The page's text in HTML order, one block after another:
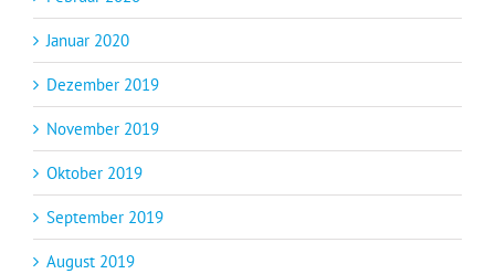
Januar 2020
Dezember 2019
November 2019
Oktober 2019
September 2019
August 2019